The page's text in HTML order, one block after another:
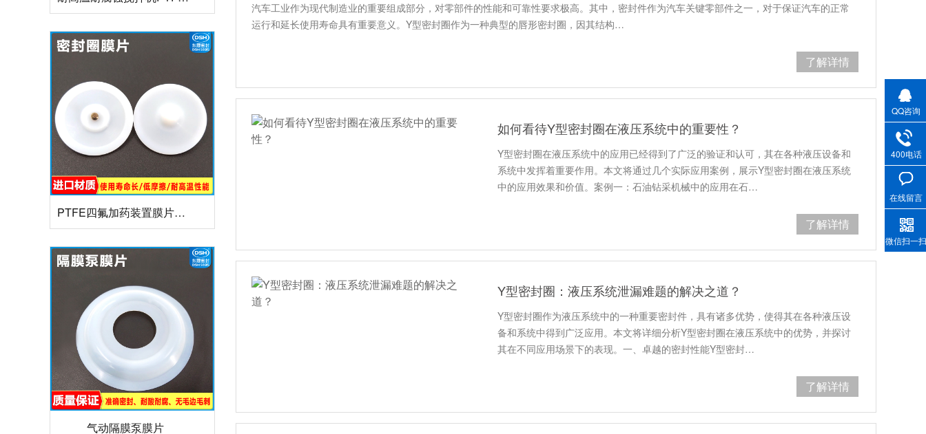
汽车工业作为现代制造业的重要组成部分，对零部件的性能和可靠性要求极高。其中，密封件作为汽车关键零部件之一，对于保证汽车的正常
运行和延长使用寿命具有重要意义。Y型密封圈作为一种典型的唇形密封圈，因其结构…
了解详情
如何看待Y型密封圈在液压系统中的重要性？
Y型密封圈在液压系统中的应用已经得到了广泛的验证和认可，其在各种液压设备和
系统中发挥着重要作用。本文将通过几个实际应用案例，展示Y型密封圈在液压系统
中的应用效果和价值。案例一：石油钻采机械中的应用在石…
了解详情
Y型密封圈：液压系统泄漏难题的解决之道？
Y型密封圈作为液压系统中的一种重要密封件，具有诸多优势，使得其在各种液压设
备和系统中得到广泛应用。本文将详细分析Y型密封圈在液压系统中的优势，并探讨
其在不同应用场景下的表现。一、卓越的密封性能Y型密封…
了解详情
PTFE四氟加药装置膜片螺帽膜片
气动隔膜泵膜片
QQ咨询
400电话
在线留言
微信扫一扫